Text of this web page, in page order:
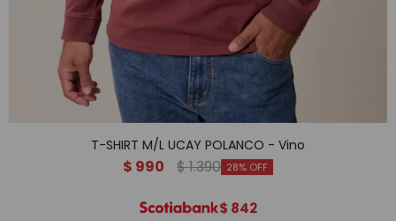
T-SHIRT M/L UCAY POLANCO - Vino
$ 990 $1.390 28
$ 842